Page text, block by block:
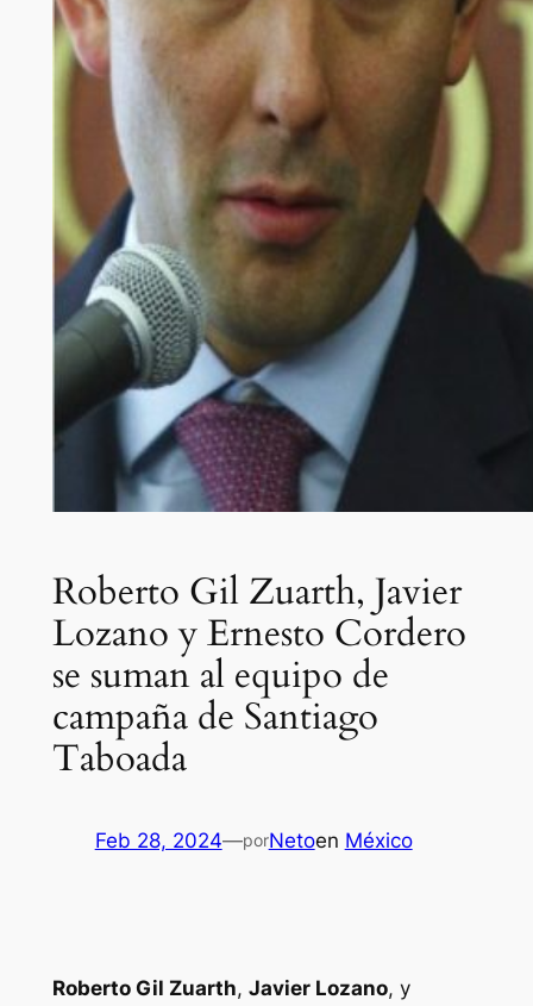
Roberto Gil Zuarth, Javier
Lozano y Ernesto Cordero
se suman al equipo de
campaña de Santiago
Taboada
Feb 28, 2024—porNetoen México
Roberto Gil Zuarth, Javier Lozano, y